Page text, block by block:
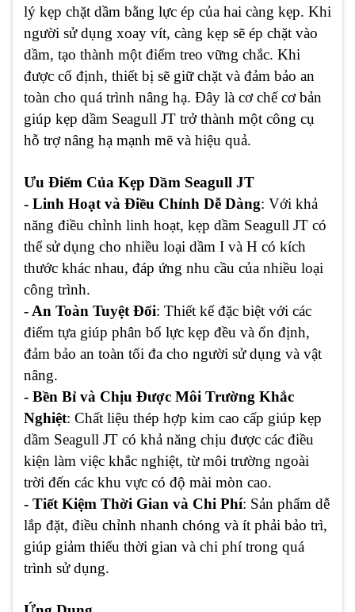
lý kẹp chặt dầm bằng lực ép của hai càng kẹp. Khi
người sử dụng xoay vít, càng kẹp sẽ ép chặt vào
dầm, tạo thành một điểm treo vững chắc. Khi
được cố định, thiết bị sẽ giữ chặt và đảm bảo an
toàn cho quá trình nâng hạ. Đây là cơ chế cơ bản
giúp kẹp dầm Seagull JT trở thành một công cụ
hỗ trợ nâng hạ mạnh mẽ và hiệu quả.
Ưu Điểm Của Kẹp Dầm Seagull JT
- Linh Hoạt và Điều Chỉnh Dễ Dàng: Với khả
năng điều chỉnh linh hoạt, kẹp dầm Seagull JT có
thể sử dụng cho nhiều loại dầm I và H có kích
thước khác nhau, đáp ứng nhu cầu của nhiều loại
công trình.
- An Toàn Tuyệt Đối: Thiết kế đặc biệt với các
điểm tựa giúp phân bổ lực kẹp đều và ổn định,
đảm bảo an toàn tối đa cho người sử dụng và vật
nâng.
- Bền Bỉ và Chịu Được Môi Trường Khắc
Nghiệt: Chất liệu thép hợp kim cao cấp giúp kẹp
dầm Seagull JT có khả năng chịu được các điều
kiện làm việc khắc nghiệt, từ môi trường ngoài
trời đến các khu vực có độ mài mòn cao.
- Tiết Kiệm Thời Gian và Chi Phí: Sản phẩm dễ
lắp đặt, điều chỉnh nhanh chóng và ít phải bảo trì,
giúp giảm thiểu thời gian và chi phí trong quá
trình sử dụng.